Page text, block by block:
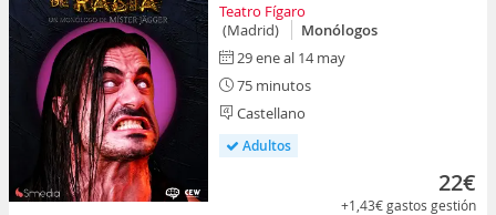
Teatro Fígaro
(Madrid)
Monólogos
29 ene al 14 may
75 minutos
Castellano
Adultos
22€
+1,43€gastos gestión